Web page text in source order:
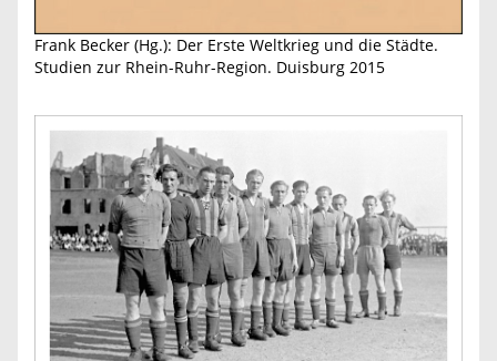
Frank Becker (Hg.): Der Erste Weltkrieg und die Städte.
Studien zur Rhein-Ruhr-Region. Duisburg 2015